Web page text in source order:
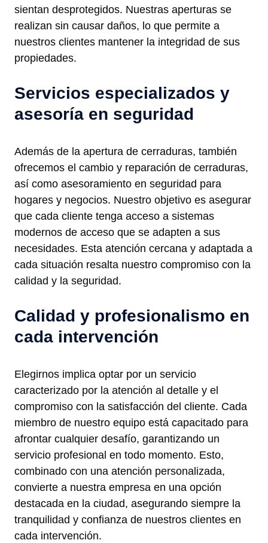
sientan desprotegidos. Nuestras aperturas se
realizan sin causar daños, lo que permite a
nuestros clientes mantener la integridad de sus
propiedades.
Servicios especializados y
asesoría en seguridad
Además de la apertura de cerraduras, también
ofrecemos el cambio y reparación de cerraduras,
así como asesoramiento en seguridad para
hogares y negocios. Nuestro objetivo es asegurar
que cada cliente tenga acceso a sistemas
modernos de acceso que se adapten a sus
necesidades. Esta atención cercana y adaptada a
cada situación resalta nuestro compromiso con la
calidad y la seguridad.
Calidad y profesionalismo en
cada intervención
Elegirnos implica optar por un servicio
caracterizado por la atención al detalle y el
compromiso con la satisfacción del cliente. Cada
miembro de nuestro equipo está capacitado para
afrontar cualquier desafío, garantizando un
servicio profesional en todo momento. Esto,
combinado con una atención personalizada,
convierte a nuestra empresa en una opción
destacada en la ciudad, asegurando siempre la
tranquilidad y confianza de nuestros clientes en
cada intervención.